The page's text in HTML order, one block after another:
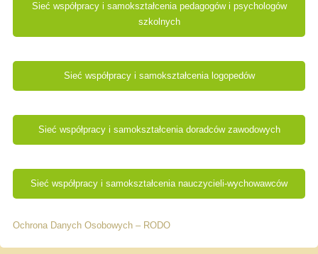
Sieć współpracy i samokształcenia pedagogów i psychologów
szkolnych
Sieć współpracy i samokształcenia logopedów
Sieć współpracy i samokształcenia doradców zawodowych
Sieć współpracy i samokształcenia nauczycieli-wychowawców
Ochrona Danych Osobowych – RODO